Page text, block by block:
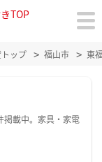
TOP
ップ 福山市 東
掲載中。家具・家電